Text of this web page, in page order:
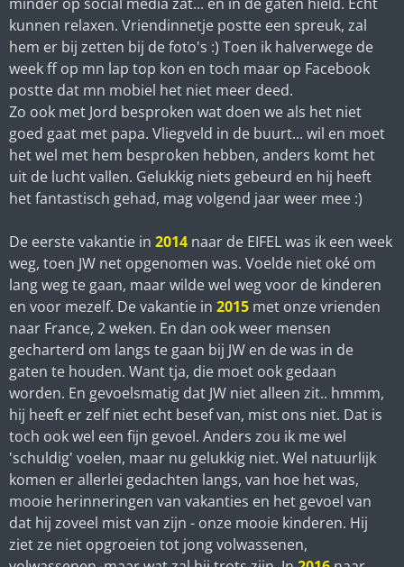
kunnen relaxen. Vriendinnetje postte een spreuk, zal
hem er bij zetten bij de foto's :) Toen ik halverwege de
week ff op mn lap top kon en toch maar op Facebook
postte dat mn mobiel het niet meer deed.
Zo ook met Jord besproken wat doen we als het niet
goed gaat met papa. Vliegveld in de buurt... wil en moet
het wel met hem besproken hebben, anders komt het
uit de lucht vallen. Gelukkig niets gebeurd en hij heeft
het fantastisch gehad, mag volgend jaar weer mee :)
De eerste vakantie in 2014 naar de EIFEL was ik een week
weg, toen JW net opgenomen was. Voelde niet oké om
lang weg te gaan, maar wilde wel weg voor de kinderen
en voor mezelf. De vakantie in 2015 met onze vrienden
naar France, 2 weken. En dan ook weer mensen
gecharterd om langs te gaan bij JW en de was in de
gaten te houden. Want tja, die moet ook gedaan
worden. En gevoelsmatig dat JW niet alleen zit.. hmmm,
hij heeft er zelf niet echt besef van, mist ons niet. Dat is
toch ook wel een fijn gevoel. Anders zou ik me wel
'schuldig' voelen, maar nu gelukkig niet. Wel natuurlijk
komen er allerlei gedachten langs, van hoe het was,
mooie herinneringen van vakanties en het gevoel van
dat hij zoveel mist van zijn - onze mooie kinderen. Hij
ziet ze niet opgroeien tot jong volwassenen,